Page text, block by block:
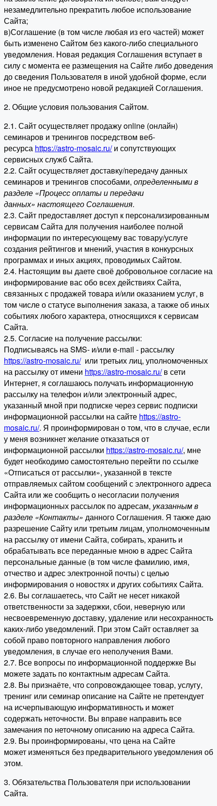
незамедлительно прекратить любое использование
Сайта;
в)Соглашение (в том числе любая из его частей) может
быть изменено Сайтом без какого-либо специального
уведомления. Новая редакция Соглашения вступает в
силу с момента ее размещения на Сайте либо доведения
до сведения Пользователя в иной удобной форме, если
иное не предусмотрено новой редакцией Соглашения.
2. Общие условия пользования Сайтом.
2.1. Сайт осуществляет продажу online (онлайн)
семинаров и тренингов посредством веб-
ресурса https://astro-mosaic.ru/и сопутствующих
сервисных служб Сайта.
2.2. Сайт осуществляет доставку/передачу данных
семинаров и тренингов способами, определенными в
разделе «Процесс оплаты и передачи
данных» настоящего Соглашения.
2.3. Сайт предоставляет доступ к персонализированным
сервисам Сайта для получения наиболее полной
информации по интересующему вас товару/услуге
создания рейтингов и мнений, участия в конкурсных
программах и иных акциях, проводимых Сайтом.
2.4. Настоящим вы даете своё добровольное согласие на
информирование вас обо всех действиях Сайта,
связанных с продажей товара и/или оказанием услуг, в
том числе о статусе выполнения заказа, а также об иных
событиях любого характера, относящихся к сервисам
Сайта.
2.5. Согласие на получение рассылки:
Подписываясь на SMS- и/или e-mail - рассылку
https://astro-mosaic.ru/или третьих лиц, уполномоченных
на рассылку от имени https://astro-mosaic.ru/в сети
Интернет, я соглашаюсь получать информационную
рассылку на телефон и/или электронный адрес,
указанный мной при подписке через сервис подписки
информационной рассылки на сайте https://astro-
mosaic.ru/. Я проинформирован о том, что в случае, если
у меня возникнет желание отказаться от
информационной рассылки https://astro-mosaic.ru/, мне
будет необходимо самостоятельно перейти по ссылке
«Отписаться от рассылки», указанной в тексте
отправляемых сайтом сообщений с электронного адреса
Сайта или же сообщить о несогласии получения
информационных рассылок по адресам, указанным в
разделе «Контакты» данного Соглашения. Я также даю
разрешение Сайту или третьим лицам, уполномоченным
на рассылку от имени Сайта, собирать, хранить и
обрабатывать все переданные мною в адрес Сайта
персональные данные (в том числе фамилию, имя,
отчество и адрес электронной почты) с целью
информирования о новостях и других событиях Сайта.
2.6. Вы соглашаетесь, что Сайт не несет никакой
ответственности за задержки, сбои, неверную или
несвоевременную доставку, удаление или несохранность
каких-либо уведомлений. При этом Сайт оставляет за
собой право повторного направления любого
уведомления, в случае его неполучения Вами.
2.7. Все вопросы по информационной поддержке Вы
можете задать по контактным адресам Сайта.
2.8. Вы признаёте, что сопровождающее товар, услугу,
тренинг или семинар описание на Сайте не претендует
на исчерпывающую информативность и может
содержать неточности. Вы вправе направить все
замечания по неточному описанию на адреса Сайта.
2.9. Вы проинформированы, что цена на Сайте
может изменяться без предварительного уведомления об
этом.
3. Обязательства Пользователя при использовании
Сайта.